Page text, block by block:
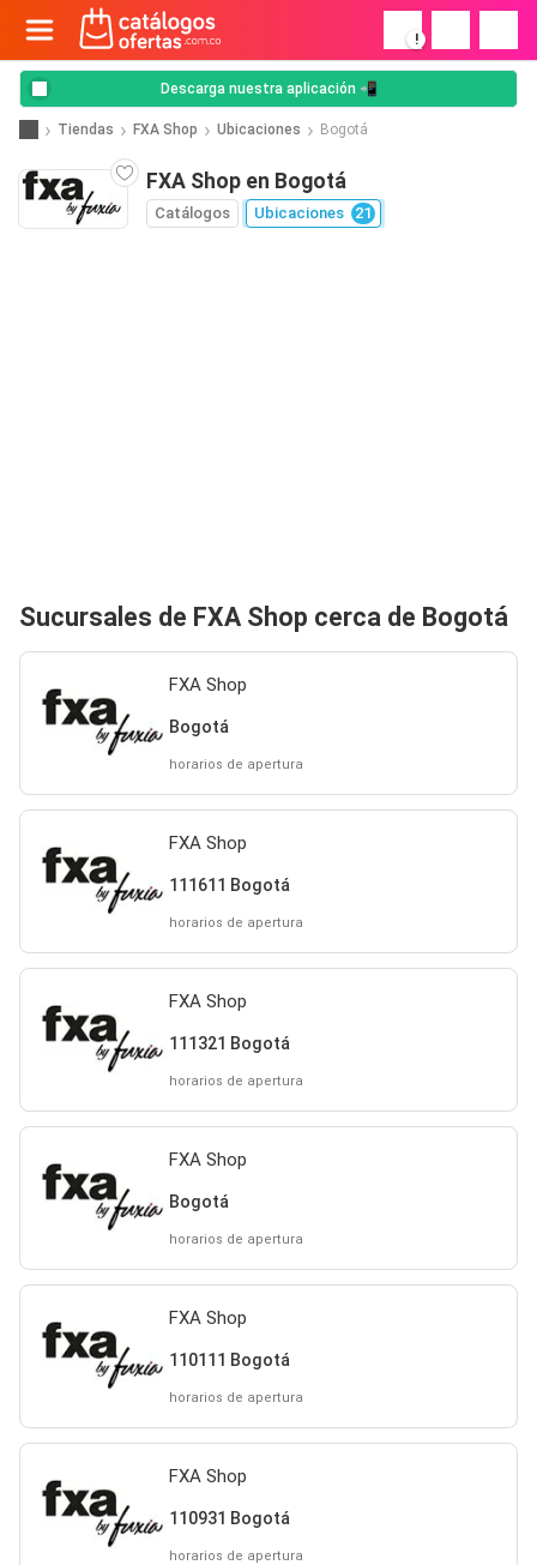
!
Descarga nuestra aplicación 📲
Tiendas FXA Shop Ubicaciones Bogotá
FXA Shop en Bogotá
Catálogos Ubicaciones 21
Sucursales de FXA Shop cerca de Bogotá
FXA Shop
Bogotá
horarios de apertura
FXA Shop
111611 Bogotá
horarios de apertura
FXA Shop
111321 Bogotá
horarios de apertura
FXA Shop
Bogotá
horarios de apertura
FXA Shop
110111 Bogotá
horarios de apertura
FXA Shop
110931 Bogotá
horarios de apertura